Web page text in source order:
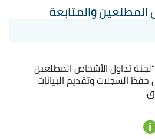
المطلعين والمتابعة
تداول الأشخاص المطلعين
السجلات وتقديم البيانات